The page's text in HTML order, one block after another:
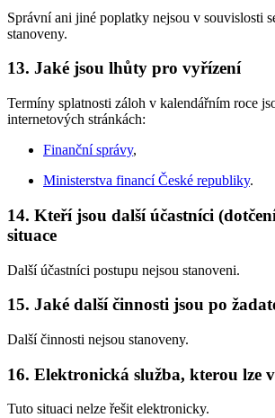
Správní ani jiné poplatky nejsou v souvislosti
stanoveny.
13. Jaké jsou lhůty pro vyřízení
Termíny splatnosti záloh v kalendářním roce
internetových stránkách:
Finanční správy,
Ministerstva financí České republiky.
14. Kteří jsou další účastníci
situace
Další účastníci postupu nejsou stanoveni.
15. Jaké další činnosti jsou po
Další činnosti nejsou stanoveny.
16. Elektronická služba, kterou lze
Tuto situaci nelze řešit elektronicky.